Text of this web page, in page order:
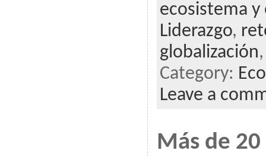
ecosistema
Liderazgo,
globalización
Category:
Leave a
Más de